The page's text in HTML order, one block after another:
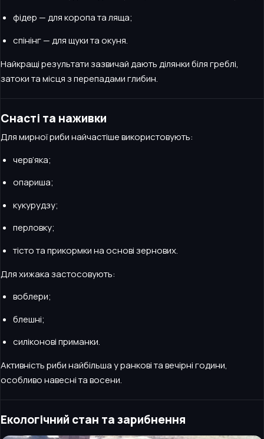
фідер — для коропа та ляща;
спінінг — для щуки та окуня.
Найкращі результати зазвичай дають ділянки біля греблі,
затоки та місця з перепадами глибин.
Снасті та наживки
Для мирної риби найчастіше використовують:
черв’яка;
опариша;
кукурудзу;
перловку;
тісто та прикормки на основі зернових.
Для хижака застосовують:
воблери;
блешні;
силіконові приманки.
Активність риби найбільша у ранкові та вечірні години,
особливо навесні та восени.
Екологічний стан та зарибнення